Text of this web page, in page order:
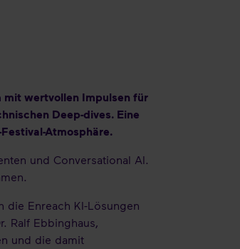
mit wertvollen Impulsen für
Deep-dives. Eine
Atmosphäre.
und Conversational AI.
die Enreach KI-Lösungen
Ralf Ebbinghaus,
und die damit